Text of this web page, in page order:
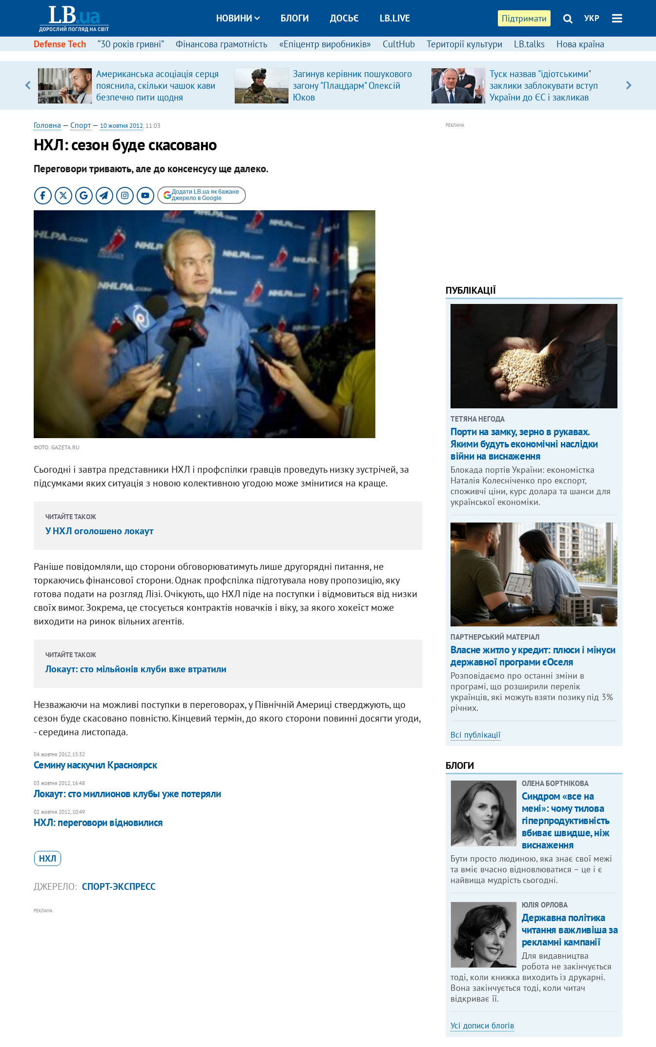
Підтримати УКР
НОВИНИ БЛОГИ ДОСЬЄ LB.LIVE
Defense Tech “30 років гривні” Фінансова грамотність «Епіцентр виробників» CultHub Території культури LB.talks Нова країна
Американська асоціація серця
пояснила, скільки чашок кави
безпечно пити щодня
Загинув керівник пошукового
загону "Плацдарм" Олексій
Юков
Туск назвав "ідіотськими"
заклики заблокувати вступ
України до ЄС і закликав
припинити антиукраїнську
Головна — Спорт— 10 жовтня 2012, 11:03
НХЛ: сезон буде скасовано
Переговори тривають, але до консенсусу ще далеко.
Додати LB.ua як бажане
джерело в Google
ФОТО: GAZETA.RU
Сьогодні і завтра представники НХЛ і профспілки гравців проведуть низку зустрічей, за
підсумками яких ситуація з новою колективною угодою може змінитися на краще.
ЧИТАЙТЕ ТАКОЖ
У НХЛ оголошено локаут
Раніше повідомляли, що сторони обговорюватимуть лише другорядні питання, не
торкаючись фінансової сторони. Однак профспілка підготувала нову пропозицію, яку
готова подати на розгляд Лізі. Очікують, що НХЛ піде на поступки і відмовиться від низки
своїх вимог. Зокрема, це стосується контрактів новачків і віку, за якого хокеїст може
виходити на ринок вільних агентів.
ЧИТАЙТЕ ТАКОЖ
Локаут: сто мільйонів клуби вже втратили
Незважаючи на можливі поступки в переговорах, у Північній Америці стверджують, що
сезон буде скасовано повністю. Кінцевий термін, до якого сторони повинні досягти угоди,
- середина листопада.
04 жовтня 2012, 15:32
Семину наскучил Красноярск
03 жовтня 2012, 16:48
Локаут: сто миллионов клубы уже потеряли
02 жовтня 2012, 10:49
НХЛ: переговори відновилися
НХЛ
ДЖЕРЕЛО: СПОРТ-ЭКСПРЕСС
РЕКЛАМА
РЕКЛАМА
ПУБЛІКАЦІЇ
ТЕТЯНА НЕГОДА
Порти на замку, зерно в рукавах.
Якими будуть економічні наслідки
війни на виснаження
Блокада портів України: економістка
Наталія Колесніченко про експорт,
споживчі ціни, курс долара та шанси для
української економіки.
ПАРТНЕРСЬКИЙ МАТЕРІАЛ
Власне житло у кредит: плюси і мінуси
державної програми єОселя
Розповідаємо про останні зміни в
програмі, що розширили перелік
українців, які можуть взяти позику під 3%
річних.
Всі публікації
БЛОГИ
ОЛЕНА БОРТНІКОВА
Синдром «все на
мені»: чому тилова
гіперпродуктивність
вбиває швидше, ніж
виснаження
Бути просто людиною, яка знає свої межі
та вміє вчасно відновлюватися – це і є
найвища мудрість сьогодні.
ЮЛІЯ ОРЛОВА
Державна політика
читання важливіша за
рекламні кампанії
Для видавництва
робота не закінчується
тоді, коли книжка виходить із друкарні.
Вона закінчується тоді, коли читач
відкриває її.
Усі дописи блогів